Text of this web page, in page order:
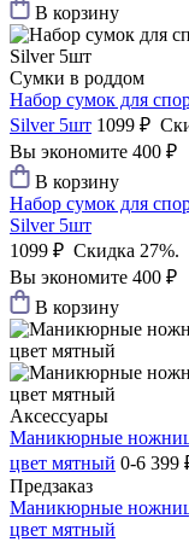
В корзину
Сумки в роддом
Набор сумок для
Silver 5шт 1099 ₽
Вы экономите 400 ₽
В корзину
Набор сумок для
Silver 5шт
1099 ₽ Скидка 27%.
Вы экономите 400 ₽
В корзину
Аксессуары
Маникюрные
цвет мятный 0-6 399
Предзаказ
Маникюрные
цвет мятный